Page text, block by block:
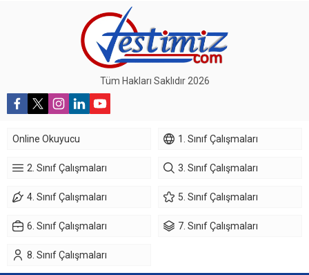
Tüm Hakları Saklıdır 2026
Online Okuyucu 1. Sınıf Çalışmaları
2. Sınıf Çalışmaları 3. Sınıf Çalışmaları
4. Sınıf Çalışmaları 5. Sınıf Çalışmaları
6. Sınıf Çalışmaları 7. Sınıf Çalışmaları
8. Sınıf Çalışmaları